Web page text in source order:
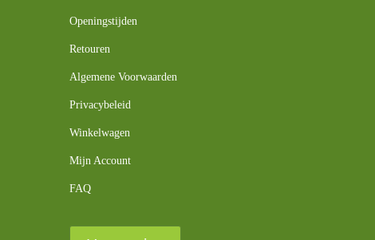
Openingstijden
Retouren
Algemene Voorwaarden
Privacybeleid
Winkelwagen
Mijn Account
FAQ